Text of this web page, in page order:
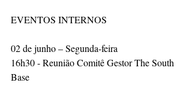
EVENTOS INTERNOS
02 de junho – Segunda-feira
16h30 - Reunião Comitê Gestor The South
Base